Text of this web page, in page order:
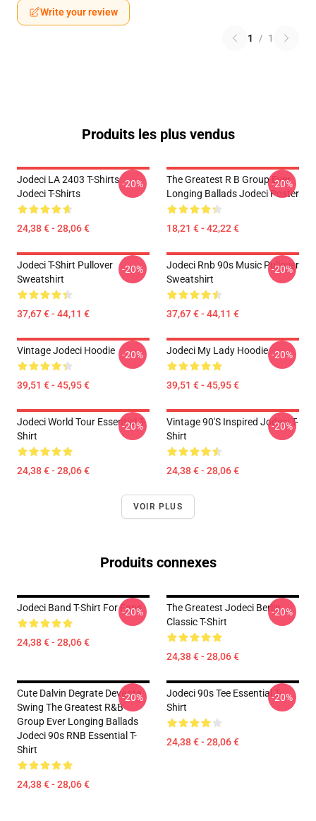
Write your review
1 / 1
Produits les plus vendus
Jodeci LA 2403 T-Shirts
Jodeci T-Shirts
24,38 € - 28,06 €
-20%
The Greatest R B Group Ever
Longing Ballads Jodeci Poster
18,21 € - 42,22 €
-20%
Jodeci T-Shirt Pullover
Sweatshirt
37,67 € - 44,11 €
-20%
Jodeci Rnb 90s Music Pullover
Sweatshirt
37,67 € - 44,11 €
-20%
Vintage Jodeci Hoodie
39,51 € - 45,95 €
-20% Jodeci My Lady Hoodie
39,51 € - 45,95 €
-20%
Jodeci World Tour Essential T-
Shirt
24,38 € - 28,06 €
-20%
Vintage 90's Inspired Jodeci T-
Shirt
24,38 € - 28,06 €
-20%
VOIR PLUS
Produits connexes
Jodeci Band T-Shirt For Fans
24,38 € - 28,06 €
-20%
The Greatest Jodeci Berlin
Classic T-Shirt
24,38 € - 28,06 €
-20%
Cute Dalvin Degrate Devante
Swing The Greatest R&B
Group Ever Longing Ballads
Jodeci 90s RNB Essential T-
Shirt
24,38 € - 28,06 €
-20%
Jodeci 90s Tee Essential T-
Shirt
24,38 € - 28,06 €
-20%